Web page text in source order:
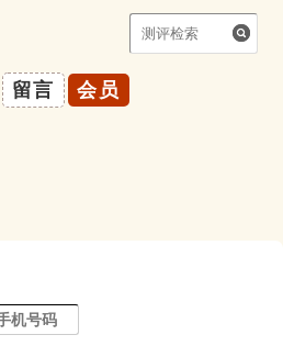
留言 会员